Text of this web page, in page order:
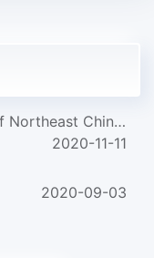
Revitalizing Old Industrial Base of Northeast China: Process,Policy and Challenge
2020-11-11
2020-09-03